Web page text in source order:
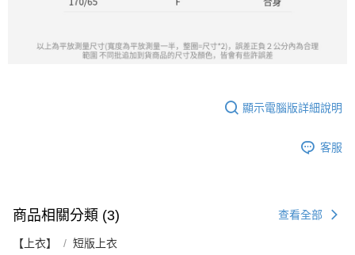
顯示電腦版詳細說明
客服
商品相關分類 (3) 查看全部
【上衣】 短版上衣